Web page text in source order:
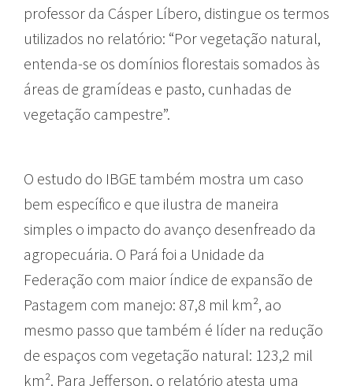
professor da Cásper Líbero, distingue os termos
utilizados no relatório: “Por vegetação natural,
entenda-se os domínios florestais somados às
áreas de gramídeas e pasto, cunhadas de
vegetação campestre”.
O estudo do IBGE também mostra um caso
bem específico e que ilustra de maneira
simples o impacto do avanço desenfreado da
agropecuária. O Pará foi a Unidade da
Federação com maior índice de expansão de
Pastagem com manejo: 87,8 mil km², ao
mesmo passo que também é líder na redução
de espaços com vegetação natural: 123,2 mil
km². Para Jefferson, o relatório atesta uma